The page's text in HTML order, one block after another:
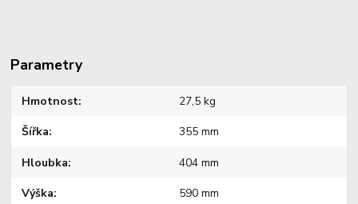
Parametry
Hmotnost 27,5 kg
Šířka 355 mm
Hloubka 404 mm
Výška 590 mm